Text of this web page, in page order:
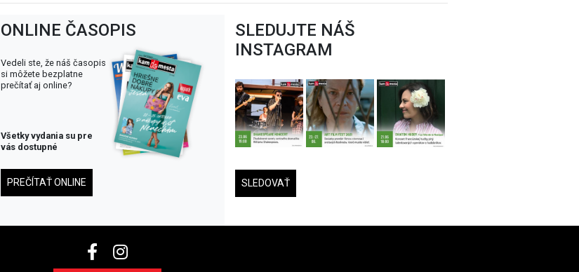
ONLINE ČASOPIS
Vedeli ste, že náš časopis
si môžete bezplatne
prečítať aj online?
Všetky vydania su pre
vás dostupné
PREČÍTAŤ ONLINE
SLEDUJTE NÁŠ
INSTAGRAM
SLEDOVAŤ